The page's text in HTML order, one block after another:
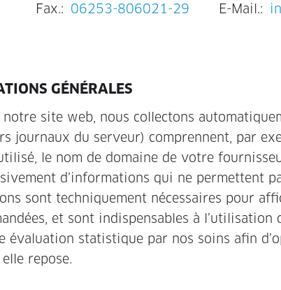
Fax.: 06253-806021-29 E-Mail.:
GÉNÉRALES
site web, nous collectons
journaux du serveur) comprennent, par
le nom de domaine de votre
d’informations qui ne permettent
sont techniquement nécessaires pour
et sont indispensables à
évaluation statistique par nos soins afin
repose.